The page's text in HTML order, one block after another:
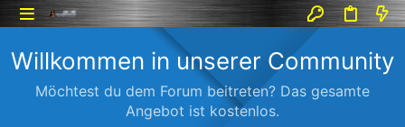
Willkommen in unserer Community
Möchtest du dem Forum beitreten? Das gesamte
Angebot ist kostenlos.